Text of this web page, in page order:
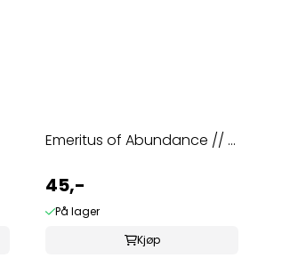
Emeritus of Abundance // ...
45,-
På lager
Kjøp